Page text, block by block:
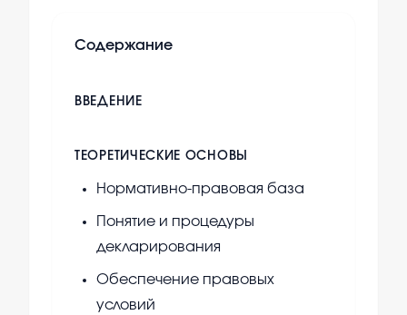
Содержание
ВВЕДЕНИЕ
ТЕОРЕТИЧЕСКИЕ ОСНОВЫ
Нормативно-правовая база
Понятие и процедуры
декларирования
Обеспечение правовых
условий